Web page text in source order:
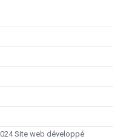
Site web développé